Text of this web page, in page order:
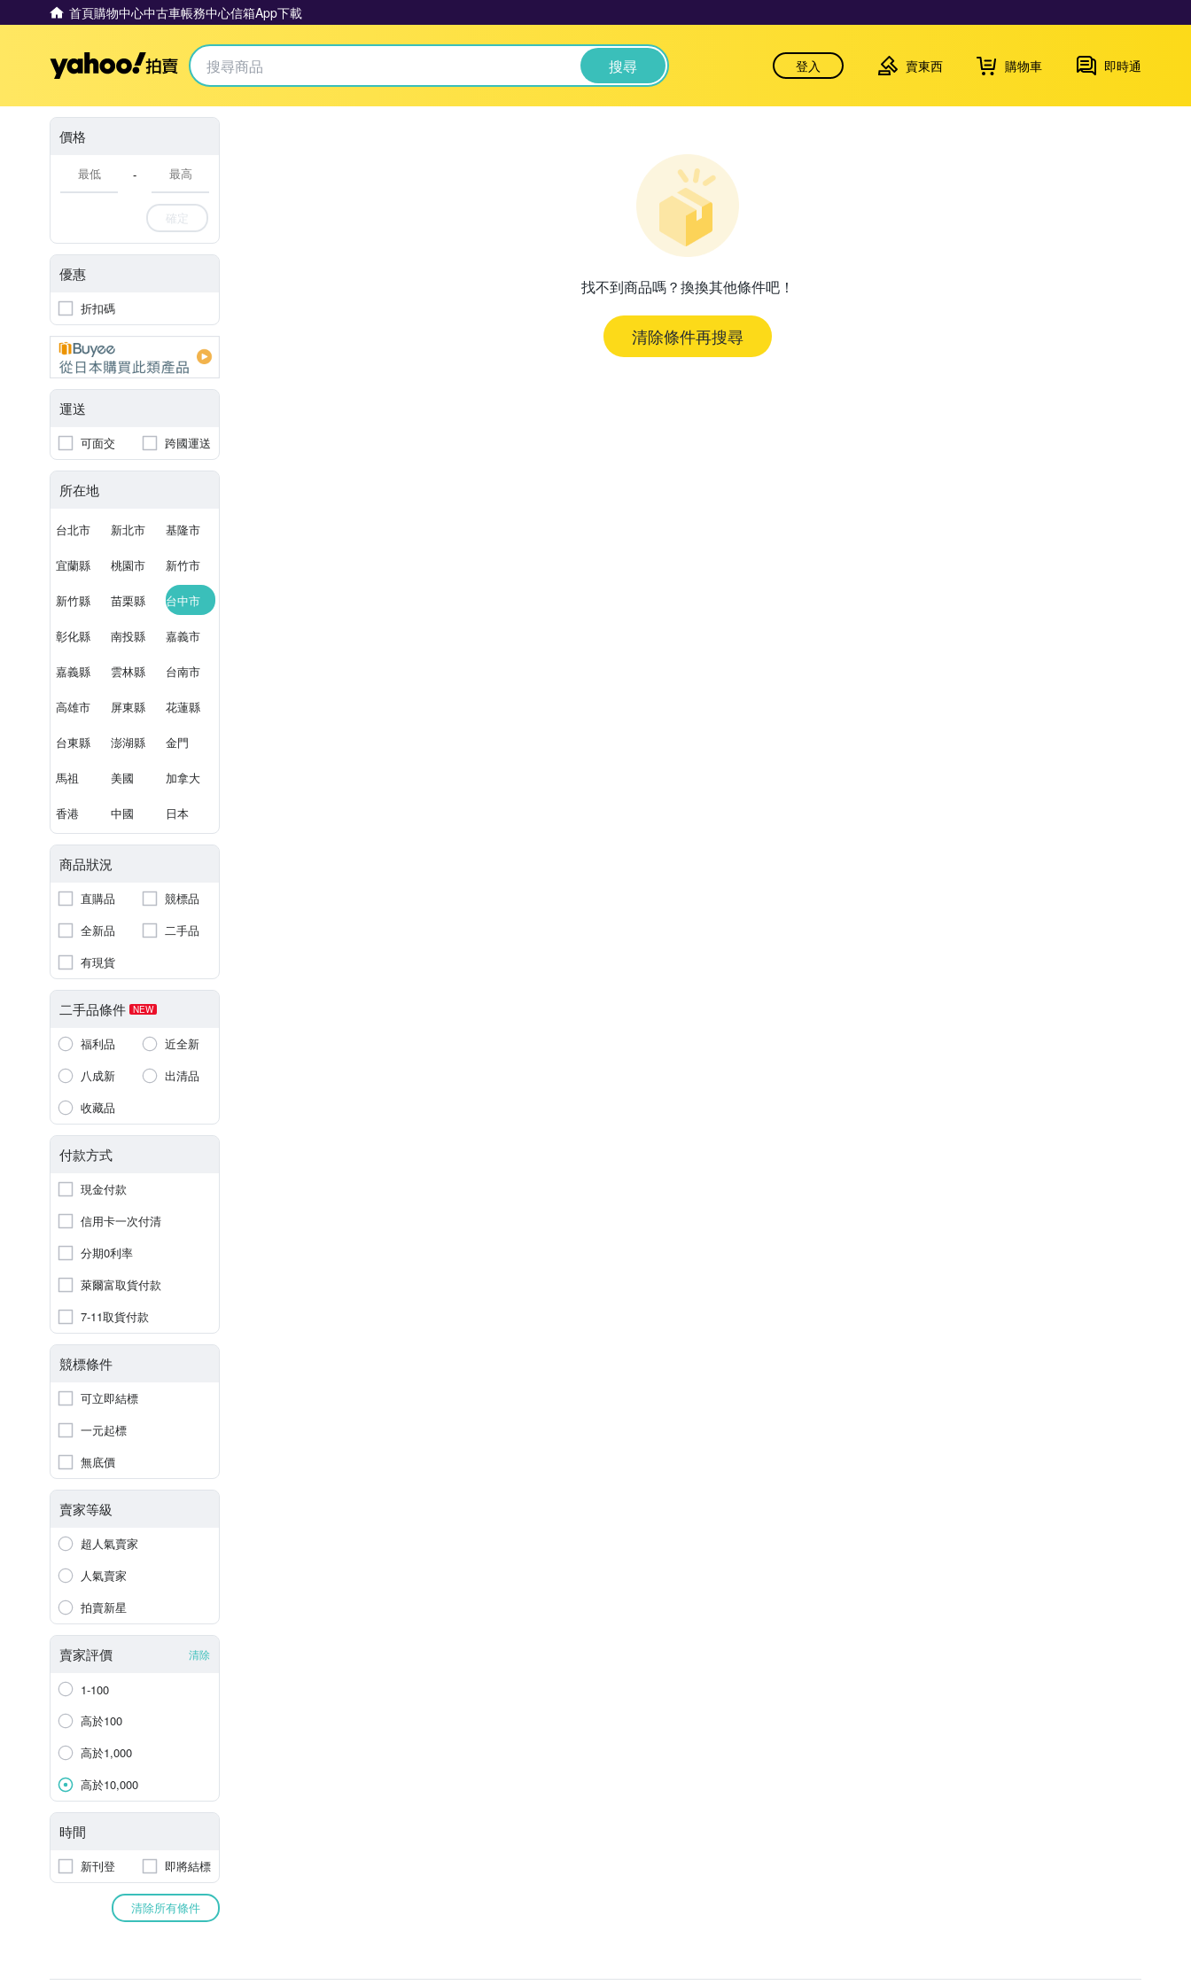
首頁購物中心中古車帳務中心信箱App下載
Yahoo拍賣 搜尋 登入 賣東西 購物車 即時通
價格
-
確定
優惠
折扣碼
運送
可面交 跨國運送
所在地
台北市 新北市 基隆市
宜蘭縣 桃園市 新竹市
新竹縣 苗栗縣 台中市
彰化縣 南投縣 嘉義市
嘉義縣 雲林縣 台南市
高雄市 屏東縣 花蓮縣
台東縣 澎湖縣 金門
馬祖 美國 加拿大
香港 中國 日本
商品狀況
直購品
競標品
全新品
二手品
有現貨
二手品條件 NEW
福利品
近全新
八成新
出清品
收藏品
付款方式
現金付款
信用卡一次付清
分期0利率
萊爾富取貨付款
7-11取貨付款
競標條件
可立即結標
一元起標
無底價
賣家等級
超人氣賣家
人氣賣家
拍賣新星
賣家評價 清除
1-100
高於100
高於1,000
高於10,000
時間
新刊登 即將結標
清除所有條件
找不到商品嗎？換換其他條件吧！
清除條件再搜尋